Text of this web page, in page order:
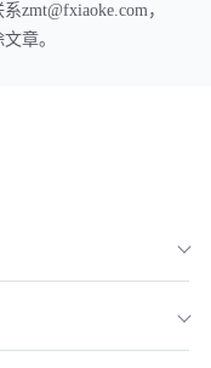
zmt@fxiaoke.com，
章。